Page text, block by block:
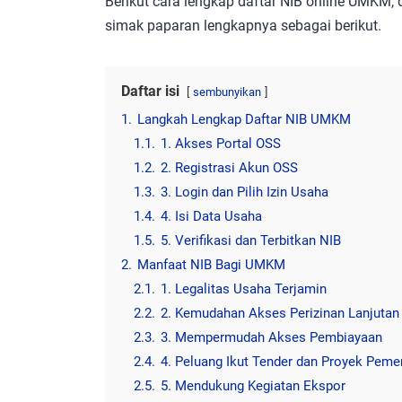
simak paparan lengkapnya sebagai berikut.
Daftar isi sembunyikan
1. Langkah Lengkap Daftar NIB UMKM
1.1. 1. Akses Portal OSS
1.2. 2. Registrasi Akun OSS
1.3. 3. Login dan Pilih Izin Usaha
1.4. 4. Isi Data Usaha
1.5. 5. Verifikasi dan Terbitkan NIB
2. Manfaat NIB Bagi UMKM
2.1. 1. Legalitas Usaha Terjamin
2.2. 2. Kemudahan Akses Perizinan Lanjutan
2.3. 3. Mempermudah Akses Pembiayaan
2.4. 4. Peluang Ikut Tender dan Proyek
2.5. 5. Mendukung Kegiatan Ekspor